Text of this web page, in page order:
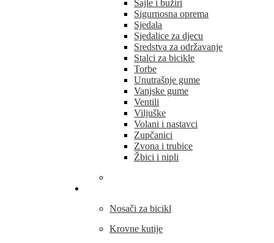
Sajle i bužiri
Sigurnosna oprema
Sjedala
Sjedalice za djecu
Sredstva za održavanje
Stalci za bicikle
Torbe
Unutrašnje gume
Vanjske gume
Ventili
Viljuške
Volani i nastavci
Zupčanici
Zvona i trubice
Žbici i nipli
Nosači za bicikl
Krovne kutije